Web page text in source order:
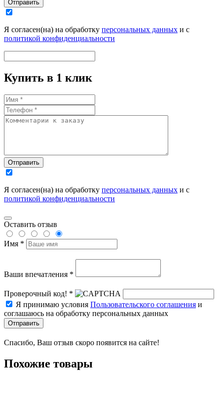
Отправить
Я согласен(на) на обработку персональных данных и с
политикой конфиденциальности
Купить в 1 клик
Отправить
Я согласен(на) на обработку персональных данных и с
политикой конфиденциальности
Оставить отзыв
Имя *
Ваши впечатления *
Проверочный код! *
Я принимаю условия Пользовательского соглашения и
соглашаюсь на обработку персональных данных
Отправить
Спасибо, Ваш отзыв скоро появится на сайте!
Похожие товары